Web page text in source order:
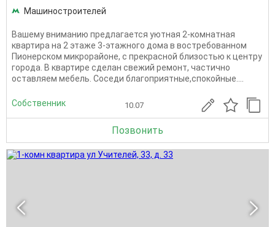
Машиностроителей
Вашему вниманию предлагается уютная 2-комнатная
квартира на 2 этаже 3-этажного дома в востребованном
Пионерском микрорайоне, с прекрасной близостью к центру
города. В квартире сделан свежий ремонт, частично
оставляем мебель. Соседи благоприятные,спокойные....
Собственник 10.07
Позвонить